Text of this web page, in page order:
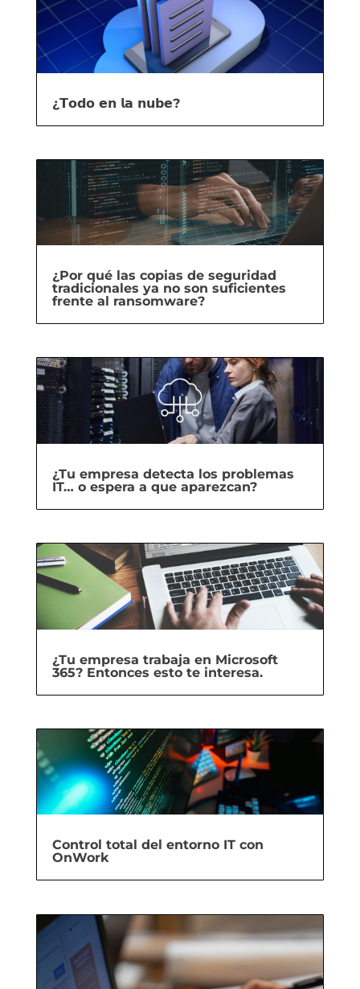
¿𝗧𝗼𝗱𝗼 𝗲𝗻 𝗹𝗮 𝗻𝘂𝗯𝗲?
¿Por qué las copias de seguridad
tradicionales ya no son suficientes
frente al ransomware?
¿Tu empresa detecta los problemas
IT… o espera a que aparezcan?
¿Tu empresa trabaja en Microsoft
365? Entonces esto te interesa.
Control total del entorno IT con
OnWork